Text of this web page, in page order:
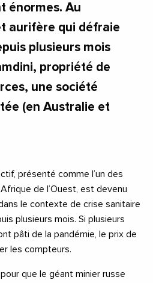
énormes. Au
aurifère qui défraie
plusieurs mois
propriété de
une société
(en Australie et
présenté comme l’un des
de l’Ouest, est devenu
le contexte de crise sanitaire
plusieurs mois. Si plusieurs
pâti de la pandémie, le prix de
les compteurs.
que le géant minier russe